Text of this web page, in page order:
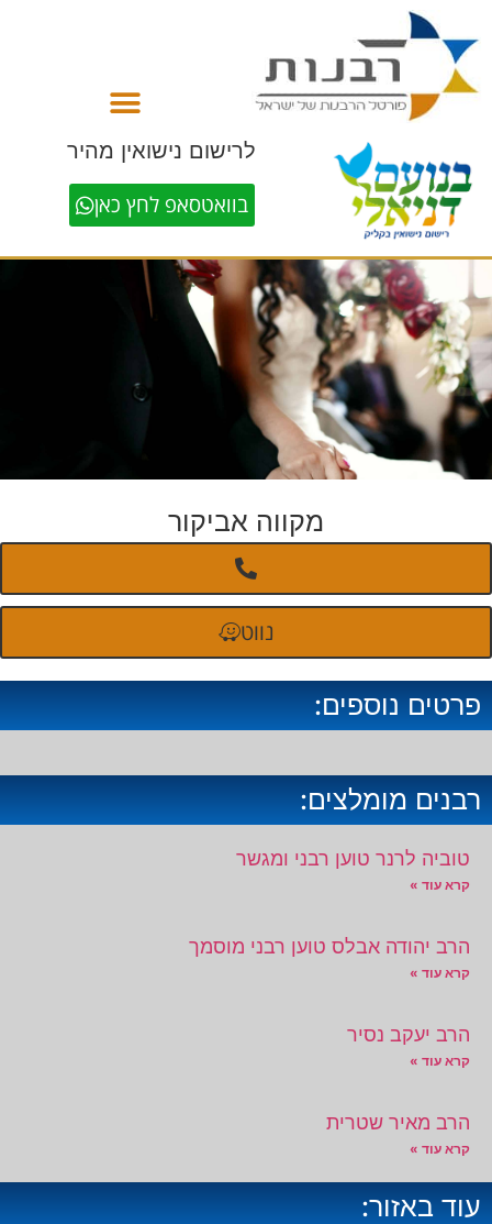
לרישום נישואין מהיר
בוואטסאפ לחץ כאן
מקווה אביקור
נווט
פרטים נוספים:
רבנים מומלצים:
טוביה לרנר טוען רבני ומגשר
קרא עוד »
הרב יהודה אבלס טוען רבני מוסמך
קרא עוד »
הרב יעקב נסיר
קרא עוד »
הרב מאיר שטרית
קרא עוד »
עוד באזור: